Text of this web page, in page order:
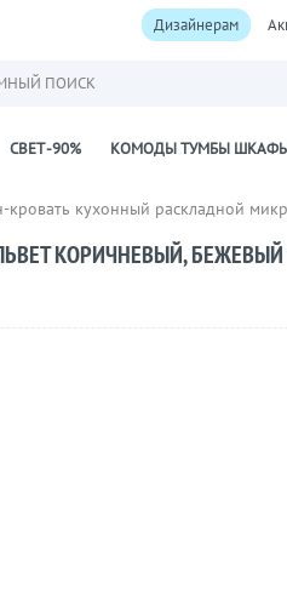
Дизайнерам
ПОИСК
СВЕТ -90% КОМОДЫ ТУМБЫ
кровать кухонный раскладной
КОРИЧНЕВЫЙ, БЕЖЕВЫЙ